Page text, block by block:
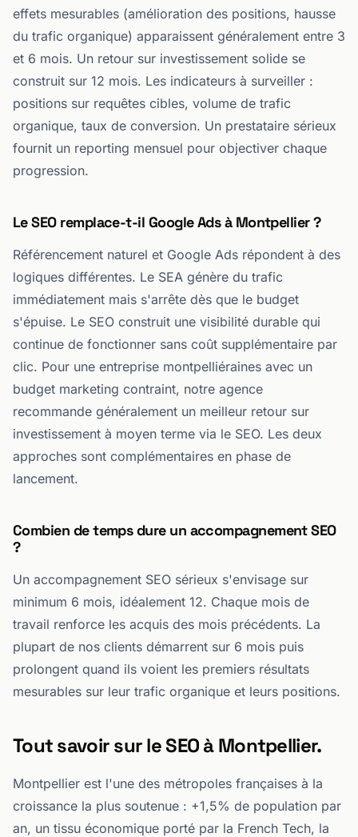
effets mesurables (amélioration des positions, hausse
du trafic organique) apparaissent généralement entre 3
et 6 mois. Un retour sur investissement solide se
construit sur 12 mois. Les indicateurs à surveiller :
positions sur requêtes cibles, volume de trafic
organique, taux de conversion. Un prestataire sérieux
fournit un reporting mensuel pour objectiver chaque
progression.
Le SEO remplace-t-il Google Ads à Montpellier ?
Référencement naturel et Google Ads répondent à des
logiques différentes. Le SEA génère du trafic
immédiatement mais s'arrête dès que le budget
s'épuise. Le SEO construit une visibilité durable qui
continue de fonctionner sans coût supplémentaire par
clic. Pour une entreprise montpelliéraines avec un
budget marketing contraint, notre agence
recommande généralement un meilleur retour sur
investissement à moyen terme via le SEO. Les deux
approches sont complémentaires en phase de
lancement.
Combien de temps dure un accompagnement SEO
?
Un accompagnement SEO sérieux s'envisage sur
minimum 6 mois, idéalement 12. Chaque mois de
travail renforce les acquis des mois précédents. La
plupart de nos clients démarrent sur 6 mois puis
prolongent quand ils voient les premiers résultats
mesurables sur leur trafic organique et leurs positions.
Tout savoir sur le SEO à Montpellier.
Montpellier est l'une des métropoles françaises à la
croissance la plus soutenue : +1,5% de population par
an, un tissu économique porté par la French Tech, la